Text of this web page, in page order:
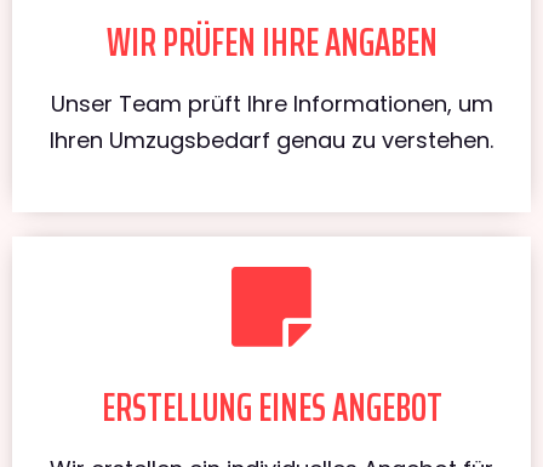
WIR PRÜFEN IHRE ANGABEN
Unser Team prüft Ihre Informationen, um
Ihren Umzugsbedarf genau zu verstehen.
ERSTELLUNG EINES ANGEBOT